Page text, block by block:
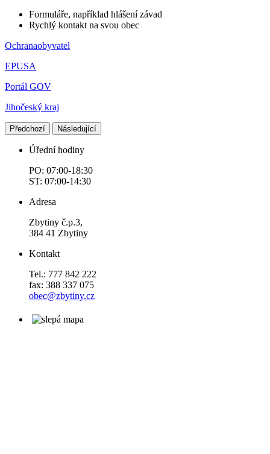
Formuláře, například hlášení závad
Rychlý kontakt na svou obec
Ochranaobyvatel
EPUSA
Portál GOV
Jihočeský kraj
Předchozí Následující
Úřední hodiny
PO: 07:00-18:30
ST: 07:00-14:30
Adresa
Zbytiny č.p.3,
384 41 Zbytiny
Kontakt
Tel.: 777 842 222
fax: 388 337 075
obec@zbytiny.cz